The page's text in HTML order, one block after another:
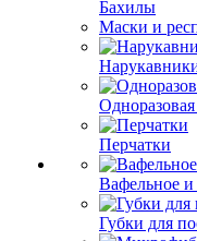
Бахилы
Маски и
Перчатки
Вафельное и
Губки для